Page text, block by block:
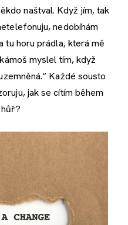
naštval. Když jím, tak
nedobíhám
tu horu prádla, která mě
myslel tím, když
Každé sousto
jak se cítím během